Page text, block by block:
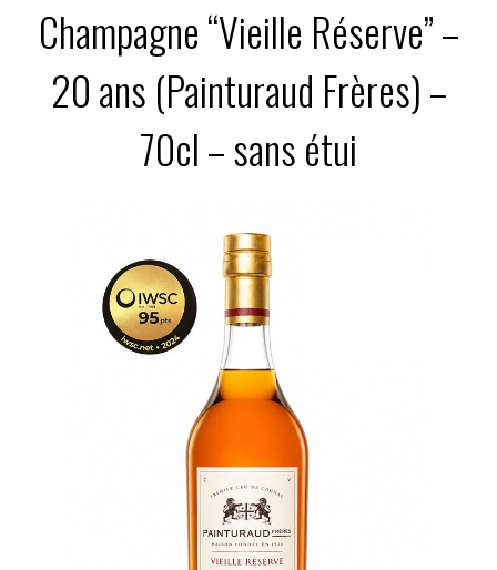
Champagne “Vieille Réserve” –
20 ans (Painturaud Frères) –
70cl – sans étui